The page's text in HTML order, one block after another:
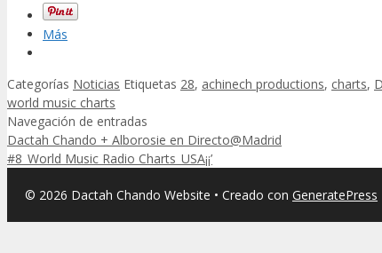
Más
Categorías Noticias Etiquetas 28, achinech productions, charts,
world music charts
Navegación de entradas
Dactah Chando + Alborosie en Directo@Madrid
#8_World Music Radio Charts_USA¡¡’
© 2026 Dactah Chando Website • Creado con GeneratePress